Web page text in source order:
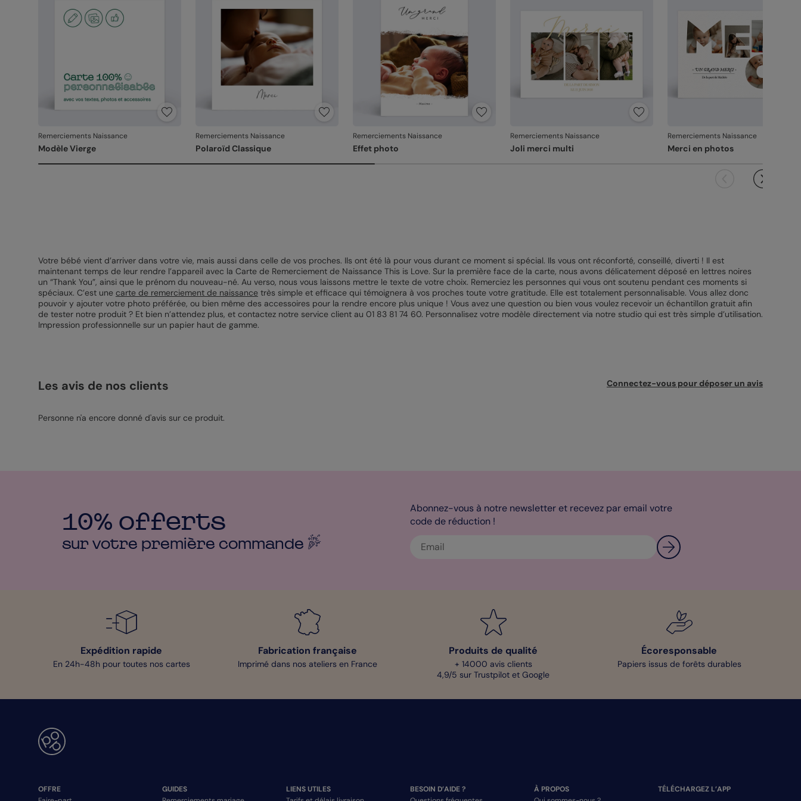
Remerciements Naissance
Modèle Vierge
Remerciements Naissance
Polaroïd Classique
Remerciements Naissance
Effet photo
Remerciements Naissance
Joli merci multi
Remerciements Naissance
Merci en photos
Votre bébé vient d’arriver dans votre vie, mais aussi dans celle de vos proches. Ils ont été là pour vous durant ce moment si spécial. Ils vous ont réconforté, conseillé, diverti ! Il est
maintenant temps de leur rendre l’appareil avec la Carte de Remerciement de Naissance This is Love. Sur la première face de la carte, nous avons délicatement déposé en lettres noires
un “Thank You”, ainsi que le prénom du nouveau-né. Au verso, nous vous laissons mettre le texte de votre choix. Remerciez les personnes qui vous ont soutenu pendant ces moments si
spéciaux. C’est une carte de remerciement de naissancetrès simple et efficace qui témoignera à vos proches toute votre gratitude. Elle est totalement personnalisable. Vous allez donc
pouvoir y ajouter votre photo préférée, ou bien même des accessoires pour la rendre encore plus unique ! Vous avez une question ou bien vous voulez recevoir un échantillon gratuit afin
de tester notre produit ? Et bien n’attendez plus, et contactez notre service client au 01 83 81 74 60. Personnalisez votre modèle directement via notre studio qui est très simple d’utilisation.
Impression professionnelle sur un papier haut de gamme.
Les avis de nos clients Connectez-vous pour déposer un avis
Personne n'a encore donné d'avis sur ce produit.
10% offerts
sur votre première commande
Abonnez-vous à notre newsletter et recevez par email votre
code de réduction !
Expédition rapide
En 24h-48h pour toutes nos cartes
Fabrication française
Imprimé dans nos ateliers en France
Produits de qualité
+ 14000 avis clients
4,9/5 sur Trustpilot et Google
Écoresponsable
Papiers issus de forêts durables
OFFRE
GUIDES
LIENS UTILES
BESOIN D’AIDE ?
À PROPOS
TÉLÉCHARGEZ L’APP